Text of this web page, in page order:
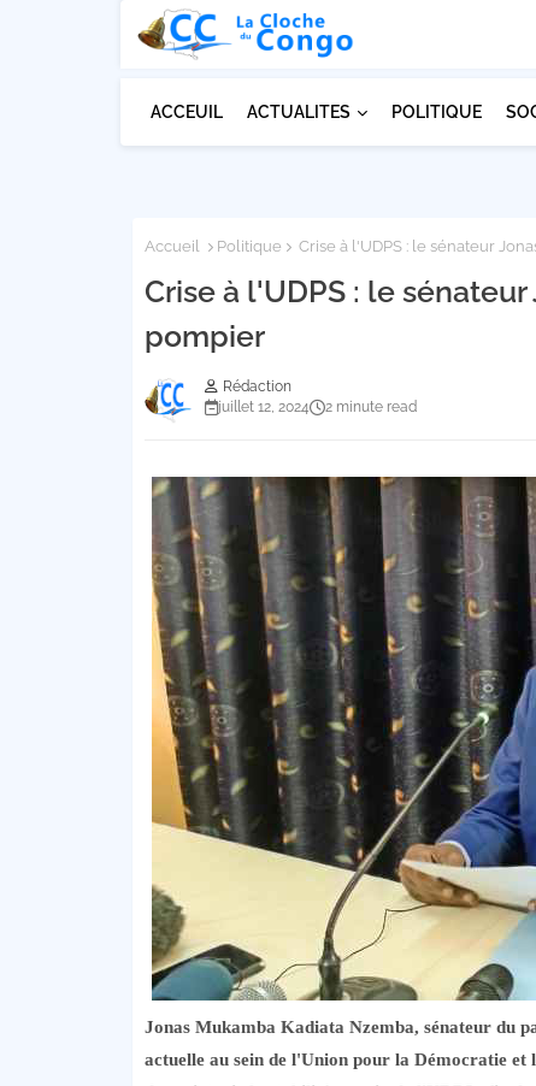
ACCEUIL ACTUALITES POLITIQUE
Accueil Politique Crise à l'UDPS : le sénateur
Crise à l'UDPS : le
pompier
Rédaction
juillet 12, 2024
2 minute read
Jonas Mukamba Kadiata Nzemba, sénateur du
actuelle au sein de l'Union pour la Démocratie